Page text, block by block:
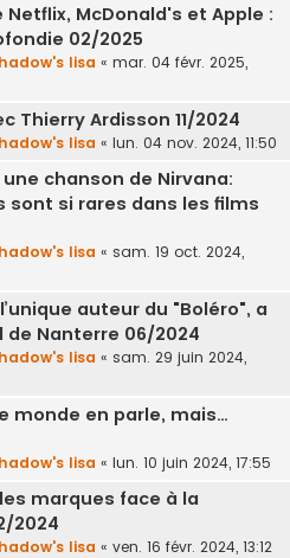
McDonald's et Apple :
02/2025
lisa « mar. 04 févr. 2025,
Thierry Ardisson 11/2024
lisa « lun. 04 nov. 2024, 11:50
chanson de Nirvana:
sont si rares dans les films
lisa « sam. 19 oct. 2024,
auteur du "Boléro", a
Nanterre 06/2024
lisa « sam. 29 juin 2024,
monde en parle, mais…
lisa « lun. 10 juin 2024, 17:55
marques face à la
2024
lisa « ven. 16 févr. 2024, 13:12